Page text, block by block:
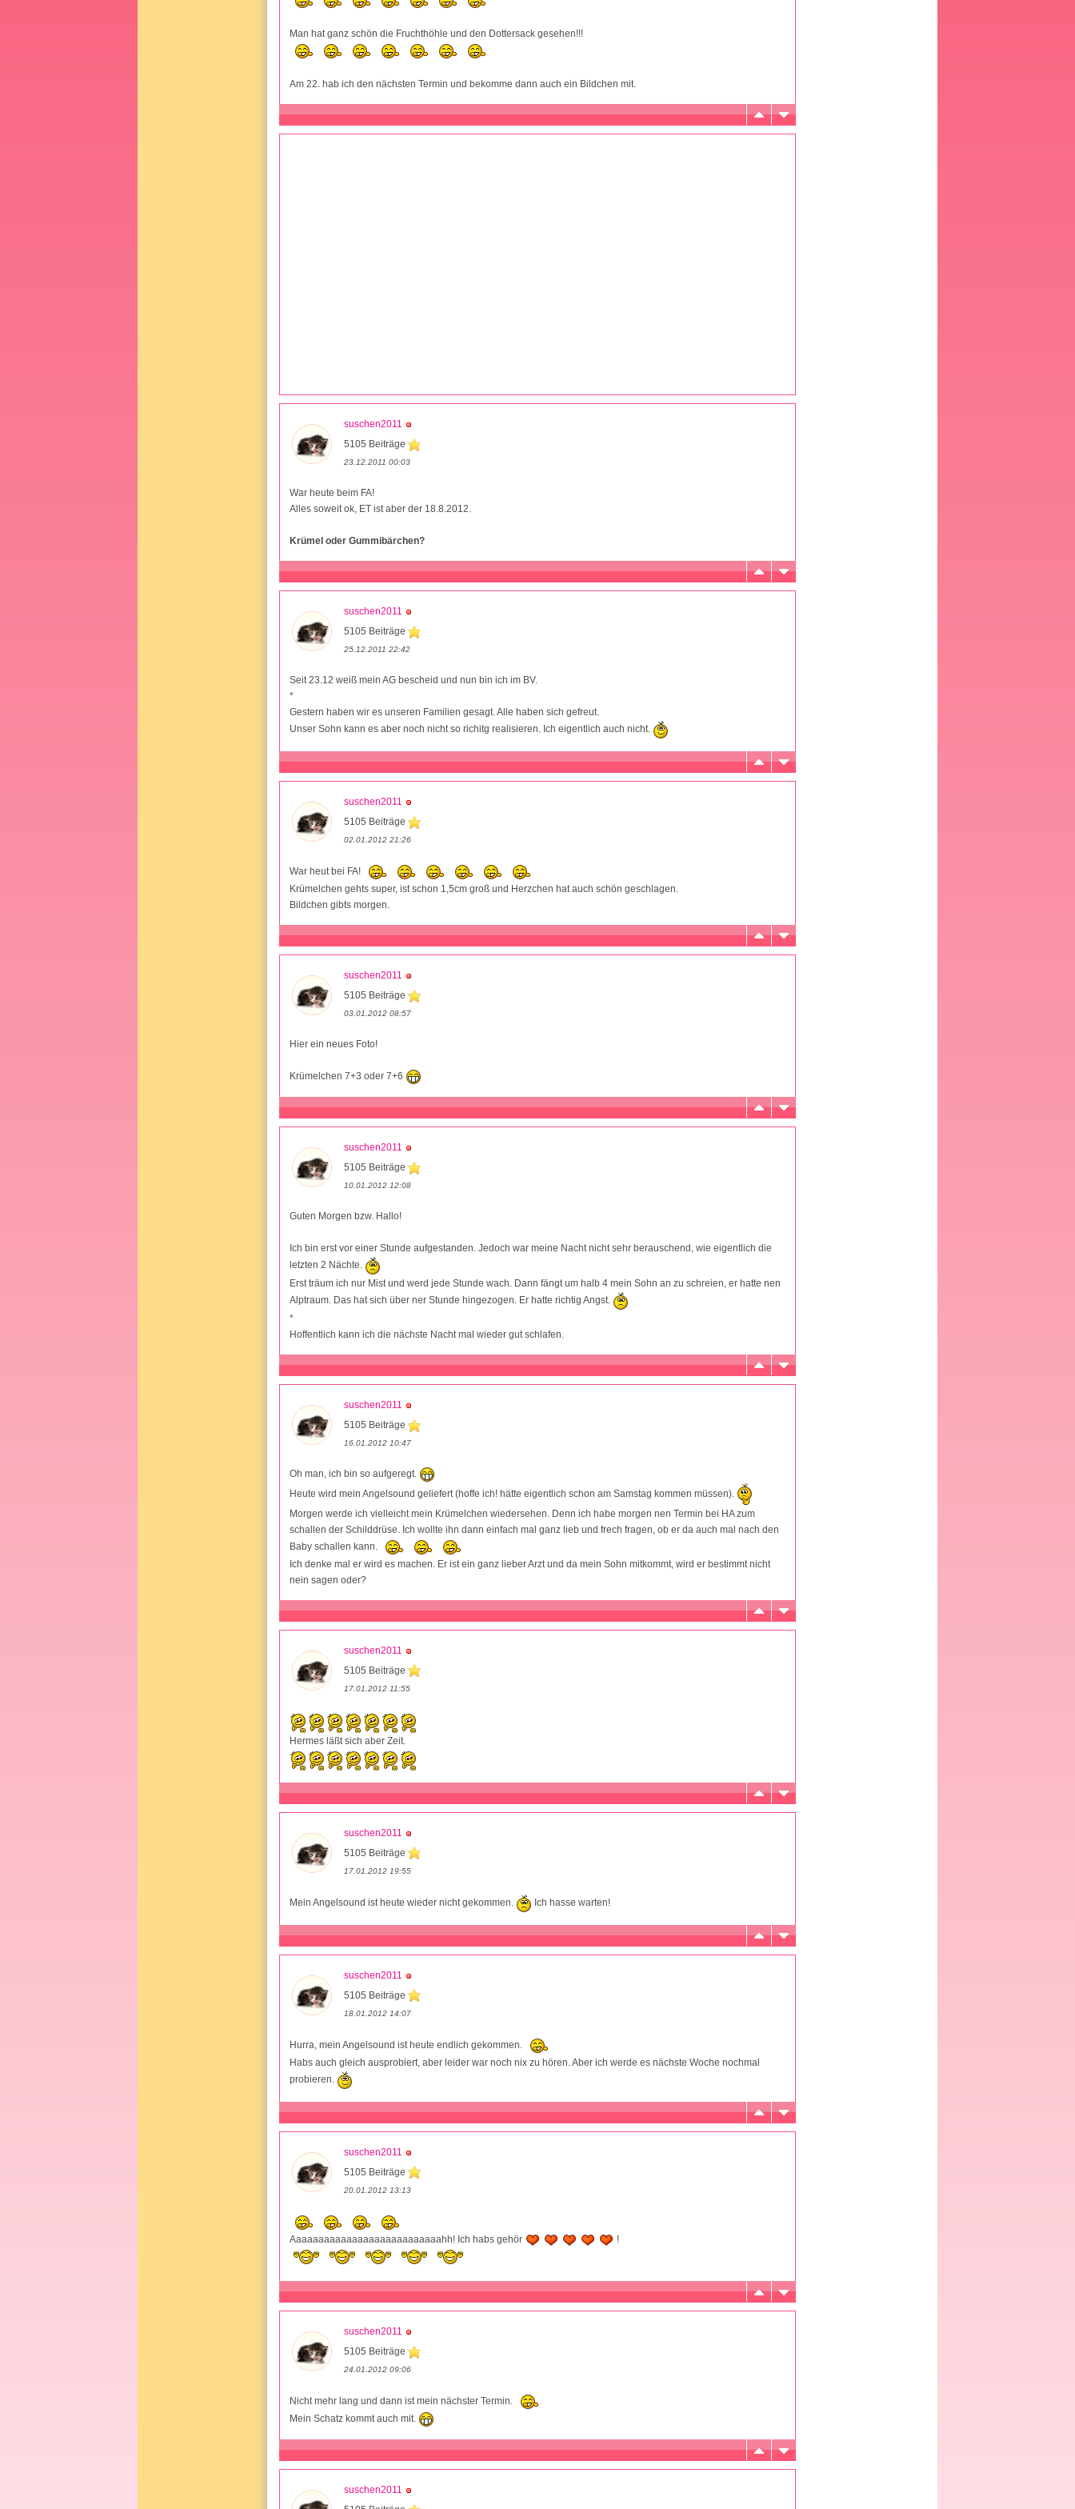
Man hat ganz schön die Fruchthöhle und den Dottersack gesehen!!!
Am 22. hab ich den nächsten Termin und bekomme dann auch ein Bildchen mit.
suschen2011
5105 Beiträge
23.12.2011 00:03
War heute beim FA!
Alles soweit ok, ET ist aber der 18.8.2012.
Krümel oder Gummibärchen?
suschen2011
5105 Beiträge
25.12.2011 22:42
Seit 23.12 weiß mein AG bescheid und nun bin ich im BV.
*
Gestern haben wir es unseren Familien gesagt. Alle haben sich gefreut.
Unser Sohn kann es aber noch nicht so richitg realisieren. Ich eigentlich auch nicht.
suschen2011
5105 Beiträge
02.01.2012 21:26
War heut bei FA!
Krümelchen gehts super, ist schon 1,5cm groß und Herzchen hat auch schön geschlagen.
Bildchen gibts morgen.
suschen2011
5105 Beiträge
03.01.2012 08:57
Hier ein neues Foto!
Krümelchen 7+3 oder 7+6
suschen2011
5105 Beiträge
10.01.2012 12:08
Guten Morgen bzw. Hallo!
Ich bin erst vor einer Stunde aufgestanden. Jedoch war meine Nacht nicht sehr berauschend, wie eigentlich die
letzten 2 Nächte.
Erst träum ich nur Mist und werd jede Stunde wach. Dann fängt um halb 4 mein Sohn an zu schreien, er hatte nen
Alptraum. Das hat sich über ner Stunde hingezogen. Er hatte richtig Angst.
*
Hoffentlich kann ich die nächste Nacht mal wieder gut schlafen.
suschen2011
5105 Beiträge
16.01.2012 10:47
Oh man, ich bin so aufgeregt.
Heute wird mein Angelsound geliefert (hoffe ich! hätte eigentlich schon am Samstag kommen müssen).
Morgen werde ich vielleicht mein Krümelchen wiedersehen. Denn ich habe morgen nen Termin bei HA zum
schallen der Schilddrüse. Ich wollte ihn dann einfach mal ganz lieb und frech fragen, ob er da auch mal nach den
Baby schallen kann.
Ich denke mal er wird es machen. Er ist ein ganz lieber Arzt und da mein Sohn mitkommt, wird er bestimmt nicht
nein sagen oder?
suschen2011
5105 Beiträge
17.01.2012 11:55
Hermes läßt sich aber Zeit.
suschen2011
5105 Beiträge
17.01.2012 19:55
Mein Angelsound ist heute wieder nicht gekommen. Ich hasse warten!
suschen2011
5105 Beiträge
18.01.2012 14:07
Hurra, mein Angelsound ist heute endlich gekommen.
Habs auch gleich ausprobiert, aber leider war noch nix zu hören. Aber ich werde es nächste Woche nochmal
probieren.
suschen2011
5105 Beiträge
20.01.2012 13:13
Aaaaaaaaaaaaaaaaaaaaaaaaaaahh! Ich habs gehör !
suschen2011
5105 Beiträge
24.01.2012 09:06
Nicht mehr lang und dann ist mein nächster Termin.
Mein Schatz kommt auch mit.
suschen2011